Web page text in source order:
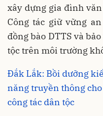
xây dựng gia đình
Công tác giữ vững
đồng bào DTTS và
tộc trên môi trường
Đắk Lắk: Bồi dưỡng
năng truyền thông
công tác dân tộc